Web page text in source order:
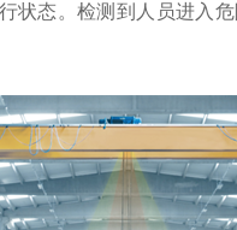
状态。检测到人员进入